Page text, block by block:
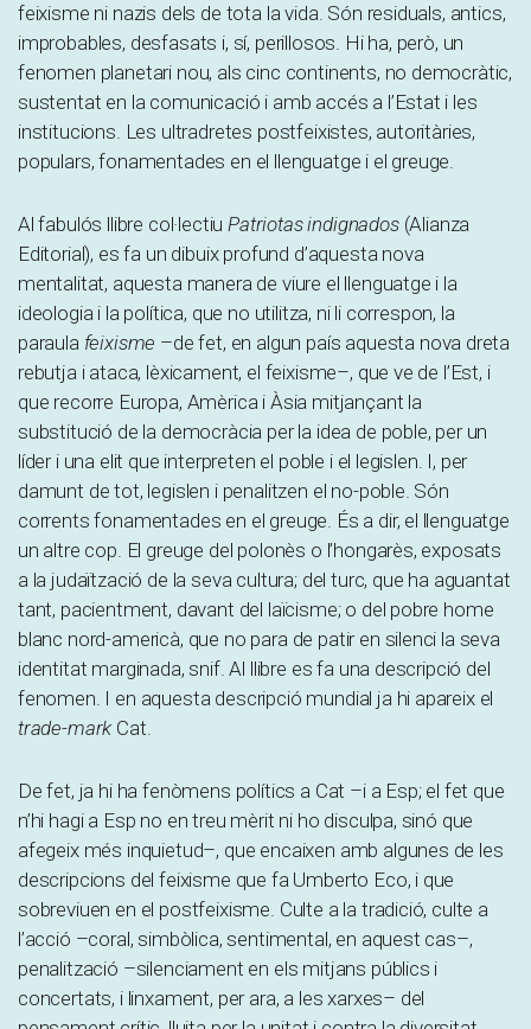
feixisme ni nazis dels de tota la vida. Són residuals, antics,
improbables, desfasats i, sí, perillosos. Hi ha, però, un
fenomen planetari nou, als cinc continents, no democràtic,
sustentat en la comunicació i amb accés a l’Estat i les
institucions. Les ultradretes postfeixistes, autoritàries,
populars, fonamentades en el llenguatge i el greuge.
Al fabulós llibre col·lectiuPatriotas indignados (Alianza
Editorial), es fa un dibuix profund d’aquesta nova
mentalitat, aquesta manera de viure el llenguatge i la
ideologia i la política, que no utilitza, ni li correspon, la
paraula feixisme –de fet, en algun país aquesta nova dreta
rebutja i ataca, lèxicament, el feixisme–, que ve de l’Est, i
que recorre Europa, Amèrica i Àsia mitjançant la
substitució de la democràcia per la idea de poble, per un
líder i una elit que interpreten el poble i el legislen. I, per
damunt de tot, legislen i penalitzen el no-poble. Són
corrents fonamentades en el greuge. És a dir, el llenguatge
un altre cop. El greuge del polonès o l’hongarès, exposats
a la judaïtzació de la seva cultura; del turc, que ha aguantat
tant, pacientment, davant del laïcisme; o del pobre home
blanc nord-americà, que no para de patir en silenci la seva
identitat marginada, snif. Al llibre es fa una descripció del
fenomen. I en aquesta descripció mundial ja hi apareix el
trade-mark Cat.
De fet, ja hi ha fenòmens polítics a Cat –i a Esp; el fet que
n’hi hagi a Esp no en treu mèrit ni ho disculpa, sinó que
afegeix més inquietud–, que encaixen amb algunes de les
descripcions del feixisme que fa Umberto Eco, i que
sobreviuen en el postfeixisme. Culte a la tradició, culte a
l’acció –coral, simbòlica, sentimental, en aquest cas–,
penalització –silenciament en els mitjans públics i
concertats, i linxament, per ara, a les xarxes– del